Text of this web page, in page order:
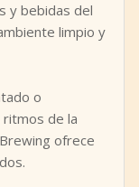
y bebidas del
limpio y
o
de la
ofrece